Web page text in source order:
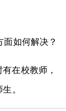
如何解决？
在校教师，
。